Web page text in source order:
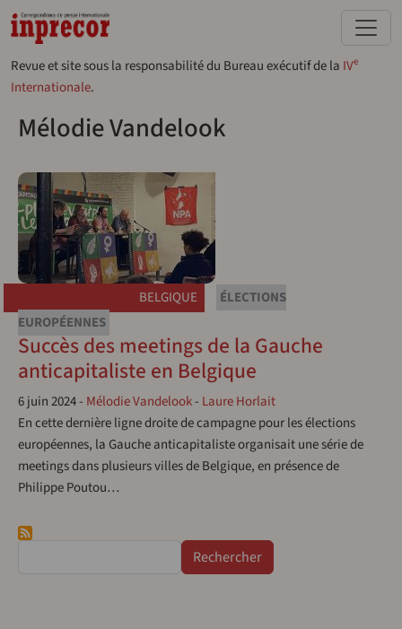
Aller au contenu principal
Revue et site sous la responsabilité du Bureau exécutif de la IVe
Internationale.
Mélodie Vandelook
BELGIQUE
ÉLECTIONS
EUROPÉENNES
Succès des meetings de la Gauche
anticapitaliste en Belgique
6 juin 2024- Mélodie Vandelook- Laure Horlait
En cette dernière ligne droite de campagne pour les élections
européennes, la Gauche anticapitaliste organisait une série de
meetings dans plusieurs villes de Belgique, en présence de
Philippe Poutou…